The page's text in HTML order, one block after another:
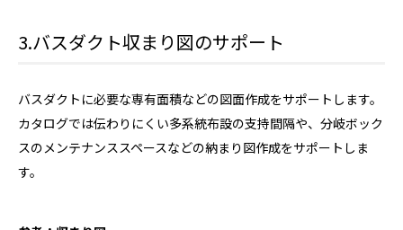
3.バスダクト収まり図のサポート
バスダクトに必要な専有面積などの図面作成をサポートします。
カタログでは伝わりにくい多系統布設の支持間隔や、分岐ボック
スのメンテナンススペースなどの納まり図作成をサポートしま
す。